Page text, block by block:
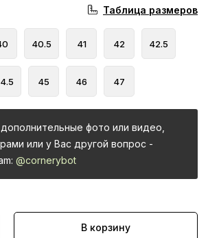
Таблица размеров
40.5 41 42 42.5
45 46 47
фото или видео,
или у Вас другой вопрос -
@cornerybot
В корзину